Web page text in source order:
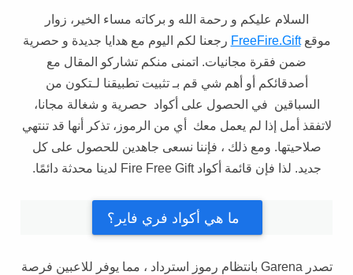
السلام عليكم و رحمة الله و بركاته مساء الخير، زوار
موقعFreeFire.Gift رجعنا لكم اليوم مع هدايا جديدة و حصرية
ضمن فقرة مجانيات. اتمنى منكم تشاركو المقال مع
أصدقائكم أو أهم شي قم بـ تثبيت تطبيقنا لـتكون من
السباقين في الحصول على أكواد حصرية و شغالة مجانا،
لاتفقذ أمل إذا لم يعمل معك أي من الرموز، تذكر أنها قد تنتهي
صلاحيتها. ومع ذلك ، فإننا نسعى جاهدين للحصول على كل
جديد. لذا فإن قائمة أكواد Fire Free Gift لدينا محدثة دائمًا.
ما هي أكواد فري فاير؟
تصدر Garena بانتظام رموز استرداد ، مما يوفر للاعبين فرصة